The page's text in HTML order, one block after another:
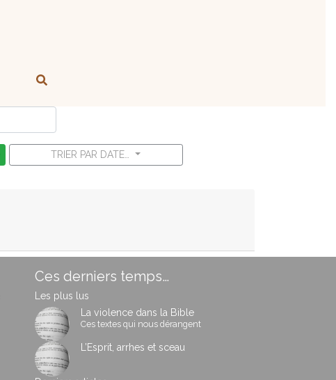
TRIER PAR DATE…
Ces derniers temps…
Les plus lus
La violence dans la Bible
Ces textes qui nous dérangent
L’Esprit, arrhes et sceau